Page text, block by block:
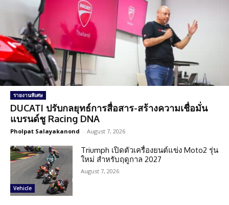
รายงานพิเศษ
DUCATI ปรับกลยุทธ์การสื่อสาร-สร้างความเชื่อมั่น
แบรนด์ชู Racing DNA
Pholpat Salayakanond - August 7, 2026
Vehicle
Triumph เปิดตัวเครื่องยนต์แข่ง Moto2 รุ่น
ใหม่ สำหรับฤดูกาล 2027
August 7, 2026